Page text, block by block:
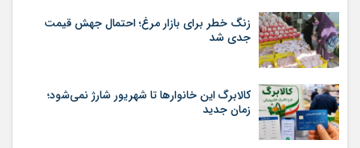
زنگ خطر برای بازار مرغ؛ احتمال جهش قیمت
جدی شد
کالابرگ این خانوارها تا شهریور شارژ نمی‌شود؛
زمان جدید